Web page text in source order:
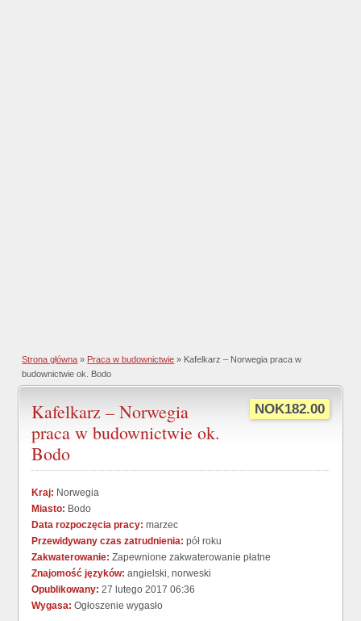
Strona główna » Praca w budownictwie » Kafelkarz – Norwegia praca w
budownictwie ok. Bodo
NOK182.00
Kafelkarz – Norwegia
praca w budownictwie ok.
Bodo
Kraj: Norwegia
Miasto: Bodo
Data rozpoczęcia pracy: marzec
Przewidywany czas zatrudnienia: pół roku
Zakwaterowanie: Zapewnione zakwaterowanie płatne
Znajomość języków: angielski, norweski
Opublikowany: 27 lutego 2017 06:36
Wygasa: Ogłoszenie wygasło